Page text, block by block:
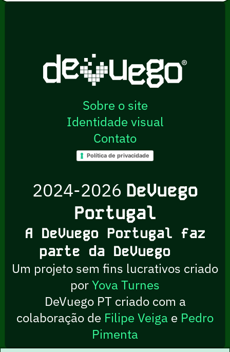
Sobre o site
Identidade visual
Contato
Política de privacidade
2024-2026 DeVuego
Portugal
A DeVuego Portugal faz
parte da DeVuego
Um projeto sem fins lucrativos criado
porYova Turnes
DeVuego PT criado com a
colaboração de Filipe Veiga e Pedro
Pimenta